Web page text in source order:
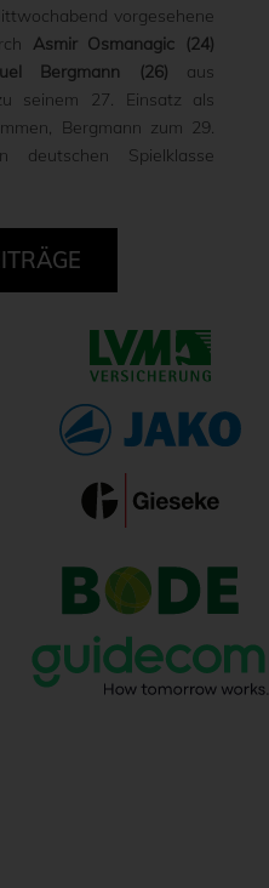
vorgesehene
Asmir Osmanagic (24)
Bergmann (26) aus
seinem 27. Einsatz als
Bergmann zum 29.
Spielklasse